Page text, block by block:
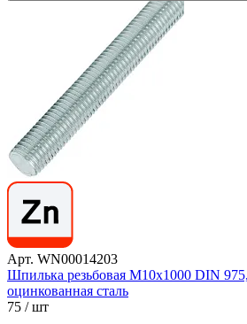
Арт. WN00014203
Шпилька резьбовая М10х1000 DIN
оцинкованная сталь
75 / шт